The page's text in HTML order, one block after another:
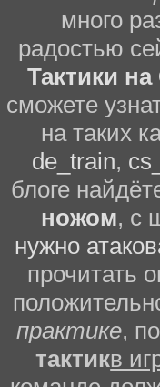
много
радостью
Тактики
сможете
на таких
de_train,
блоге
ножом, с
нужно
прочитать
практике,
тактикв